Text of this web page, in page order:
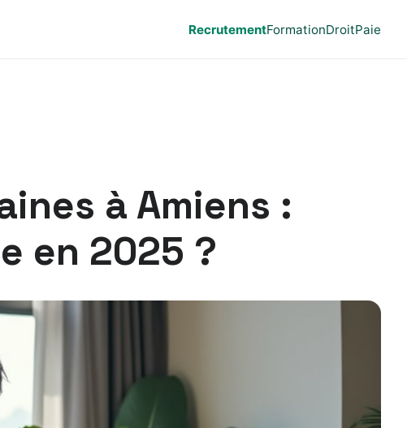
RecrutementFormationDroitPaie
à Amiens :
en 2025 ?